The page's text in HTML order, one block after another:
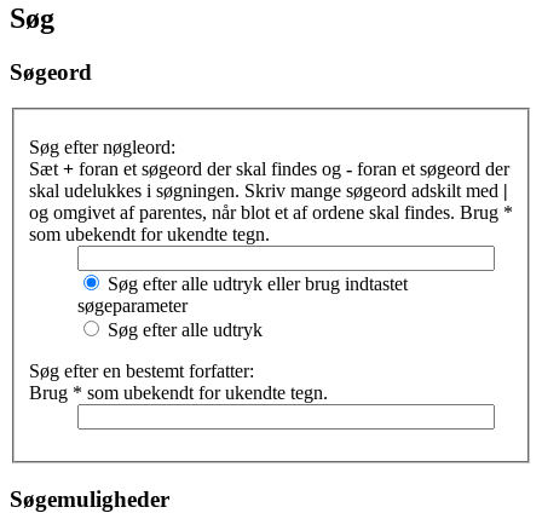
Søg
Søgeord
Søg efter nøgleord:
Sæt + foran et søgeord der skal findes og - foran et søgeord der
skal udelukkes i søgningen. Skriv mange søgeord adskilt med |
og omgivet af parentes, når blot et af ordene skal findes. Brug *
som ubekendt for ukendte tegn.
Søg efter alle udtryk eller brug indtastet
søgeparameter
Søg efter alle udtryk
Søg efter en bestemt forfatter:
Brug * som ubekendt for ukendte tegn.
Søgemuligheder